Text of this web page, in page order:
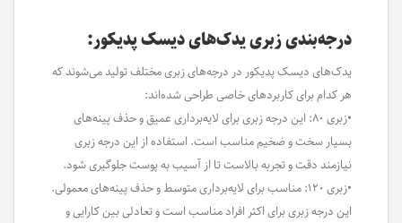
درجه‌بندی زبری یدک‌های دیسک پدیکور:
یدک‌های دیسک پدیکور در درجه‌های زبری مختلف تولید می‌شوند که
هر کدام برای کاربردهای خاصی طراحی شده‌اند:
•زبری ۸۰: این درجه زبری برای لایه‌برداری عمیق و حذف پینه‌های
بسیار سخت و ضخیم مناسب است. استفاده از این درجه زبری
نیازمند دقت و تجربه بالاست تا از آسیب به پوست جلوگیری شود.
•زبری ۱۲۰: مناسب برای لایه‌برداری متوسط و حذف پینه‌های معمولی.
این درجه زبری برای اکثر افراد مناسب است و تعادلی بین کارایی و